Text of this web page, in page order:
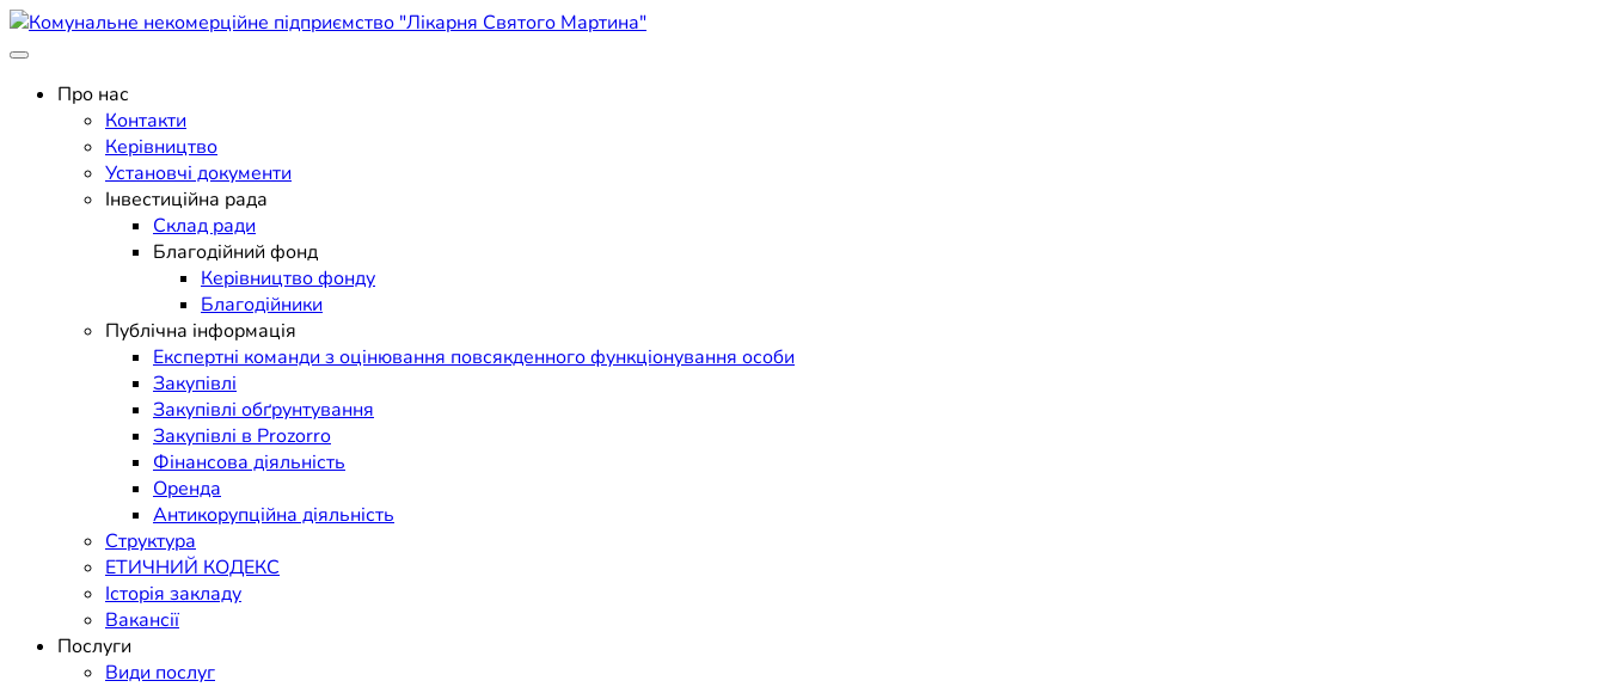
Skip
to
Комунальне некомерційне підприємство "Лікарня Святого Мартина"
Поліклініка Мукачево
Про нас
Контакти
Керівництво
Установчі документи
Інвестиційна рада
Склад ради
Благодійний фонд
Керівництво фонду
Благодійники
Публічна інформація
Експертні команди з оцінювання повсякденного функціонування особи
Закупівлі
Закупівлі обґрунтування
Закупівлі в Prozorro
Фінансова діяльність
Оренда
Антикорупційна діяльність
Структура
ЕТИЧНИЙ КОДЕКС
Історія закладу
Вакансії
Послуги
Види послуг